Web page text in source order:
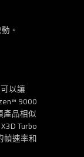
。
以讓
9000
產品相似
Turbo
幀速率和